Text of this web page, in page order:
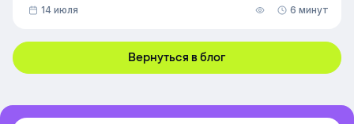
14 июля 6 минут
Вернуться в блог